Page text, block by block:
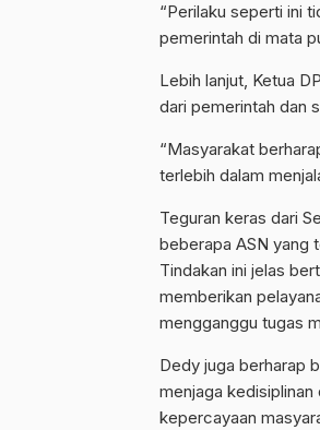
“Perilaku seperti ini
pemerintah di mata
Lebih lanjut, Ketua
dari pemerintah dan
“Masyarakat
terlebih dalam
Teguran keras dari
beberapa ASN yang
Tindakan ini jelas
memberikan
mengganggu tugas
Dedy juga berharap
menjaga
kepercayaan